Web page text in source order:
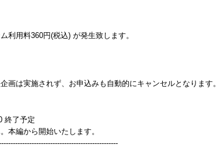
利用料360円(税込) が発生致します。
画は実施されず、お申込みも自動的にキャンセルとなります。
終了予定
本編から開始いたします。